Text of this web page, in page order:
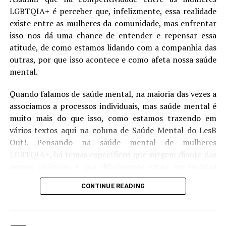
Compartilhe isso:
Mais
LGBTQIA+ é perceber que, infelizmente, essa realidade
existe entre as mulheres da comunidade, mas enfrentar
isso nos dá uma chance de entender e repensar essa
atitude, de como estamos lidando com a companhia das
outras, por que isso acontece e como afeta nossa saúde
mental.
Quando falamos de saúde mental, na maioria das vezes a
associamos a processos individuais, mas saúde mental é
muito mais do que isso, como estamos trazendo em
vários textos aqui na coluna de Saúde Mental do LesB
Out!. Pensando na saúde mental de mulheres
LGBTQIA+, há temas específicos que surgem diante das
científicas ou são temas de estudos feitos na área
acadêmica, mas que estão sendo discutidos e percebidos
CONTINUE READING